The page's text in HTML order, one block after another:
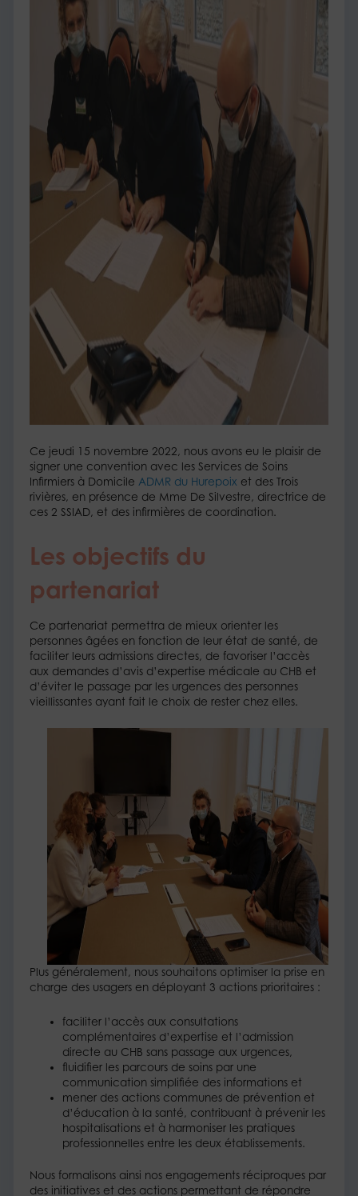
Ce jeudi 15 novembre 2022, nous avons eu le plaisir de
signer une convention avec les Services de Soins
Infirmiers à Domicile ADMR du Hurepoix et des Trois
rivières, en présence de Mme De Silvestre, directrice de
ces 2 SSIAD, et des infirmières de coordination.
Les objectifs du
partenariat
Ce partenariat permettra de mieux orienter les
personnes âgées en fonction de leur état de santé, de
faciliter leurs admissions directes, de favoriser l’accès
aux demandes d’avis d’expertise médicale au CHB et
d’éviter le passage par les urgences des personnes
vieillissantes ayant fait le choix de rester chez elles.
Plus généralement, nous souhaitons optimiser la prise en
charge des usagers en déployant 3 actions prioritaires :
faciliter l’accès aux consultations
complémentaires d’expertise et l’admission
directe au CHB sans passage aux urgences,
fluidifier les parcours de soins par une
communication simplifiée des informations et
mener des actions communes de prévention et
d’éducation à la santé, contribuant à prévenir les
hospitalisations et à harmoniser les pratiques
professionnelles entre les deux établissements.
Nous formalisons ainsi nos engagements réciproques par
des initiatives et des actions permettant de répondre